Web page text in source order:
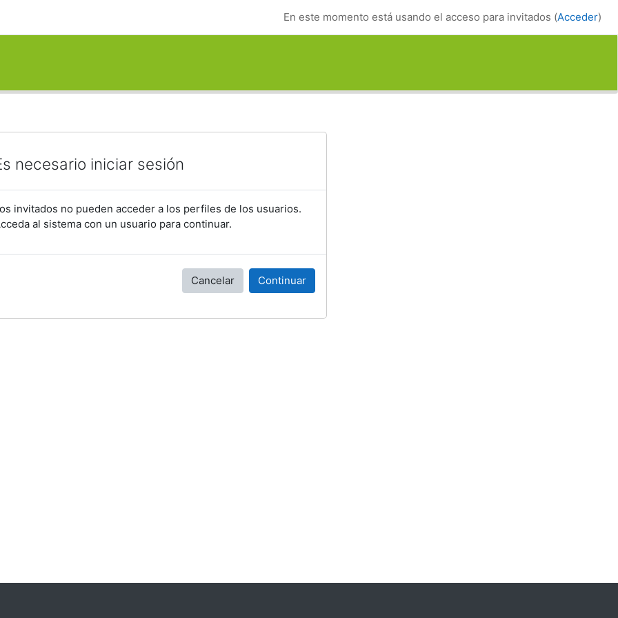
En este momento está usando el acceso para invitados (Acceder)
necesario iniciar sesión
invitados no pueden acceder a los perfiles de los usuarios.
al sistema con un usuario para continuar.
Cancelar Continuar